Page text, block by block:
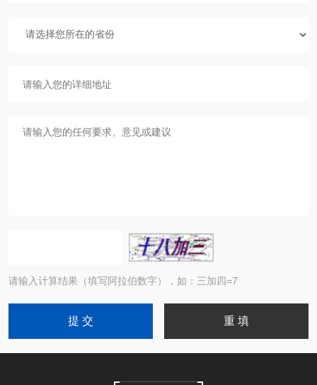
请输入计算结果（填写阿拉伯数字），如：三加四=7